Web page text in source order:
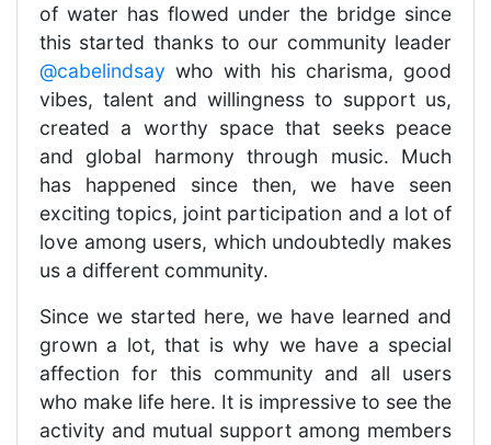
of water has flowed under the bridge since
this started thanks to our community leader
@cabelindsay who with his charisma, good
vibes, talent and willingness to support us,
created a worthy space that seeks peace
and global harmony through music. Much
has happened since then, we have seen
exciting topics, joint participation and a lot of
love among users, which undoubtedly makes
us a different community.
Since we started here, we have learned and
grown a lot, that is why we have a special
affection for this community and all users
who make life here. It is impressive to see the
activity and mutual support among members